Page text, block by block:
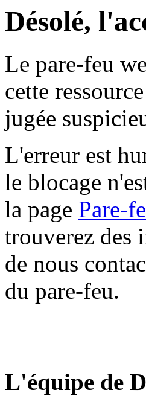
Désolé,
Le pare-feu
cette
jugée
L'erreur est
le blocage
la page Pare-
trouverez des
de nous
du pare-feu.
L'équipe de